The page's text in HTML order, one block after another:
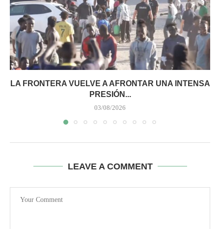
LA FRONTERA VUELVE A AFRONTAR UNA INTENSA
PRESIÓN...
03/08/2026
LEAVE A COMMENT